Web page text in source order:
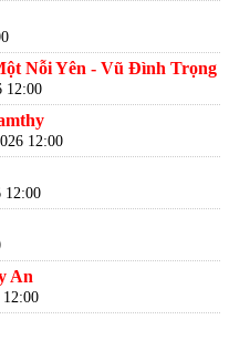
Nỗi Yên - Vũ Đình Trọng
12:00
12:00
12:00
An
12:00